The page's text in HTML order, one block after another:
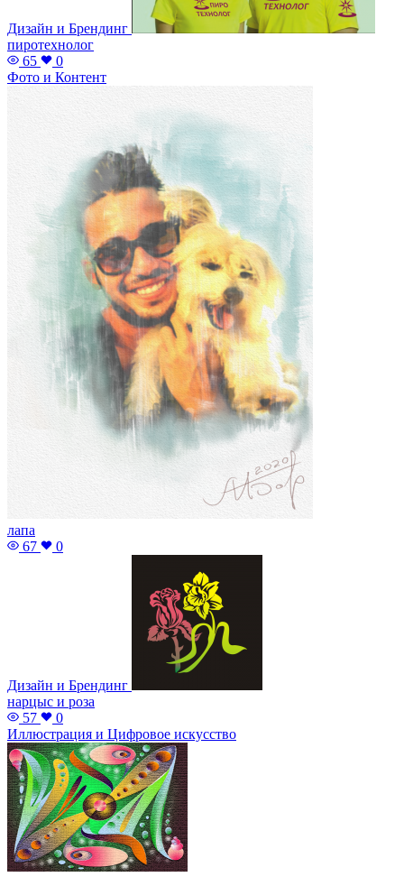
Дизайн и Брендинг
пиротехнолог
65
0
Фото и Контент
лапа
67
0
Дизайн и Брендинг
нарцыс и роза
57
0
Иллюстрация и Цифровое искусство